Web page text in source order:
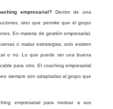
empresarial? Dentro de una
sino que permite que el grupo
En materia de gestión empresarial,
o malas estrategias, solo existen
o no. Lo que puede ser una buena
para otro. El coaching empresarial
siempre son adaptadas al grupo que
empresarial para motivar a sus